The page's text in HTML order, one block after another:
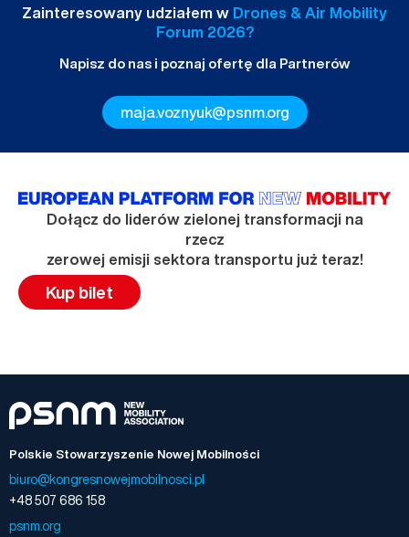
Zainteresowany udziałem w Drones & Air Mobility
Forum 2026?
Napisz do nas i poznaj ofertę dla Partnerów
maja.voznyuk@psnm.org
Dołącz do liderów zielonej transformacji na
rzecz
zerowej emisji sektora transportu już teraz!
Kup bilet
Polskie Stowarzyszenie Nowej Mobilności
biuro@kongresnowejmobilnosci.pl
+48 507 686 158
psnm.org